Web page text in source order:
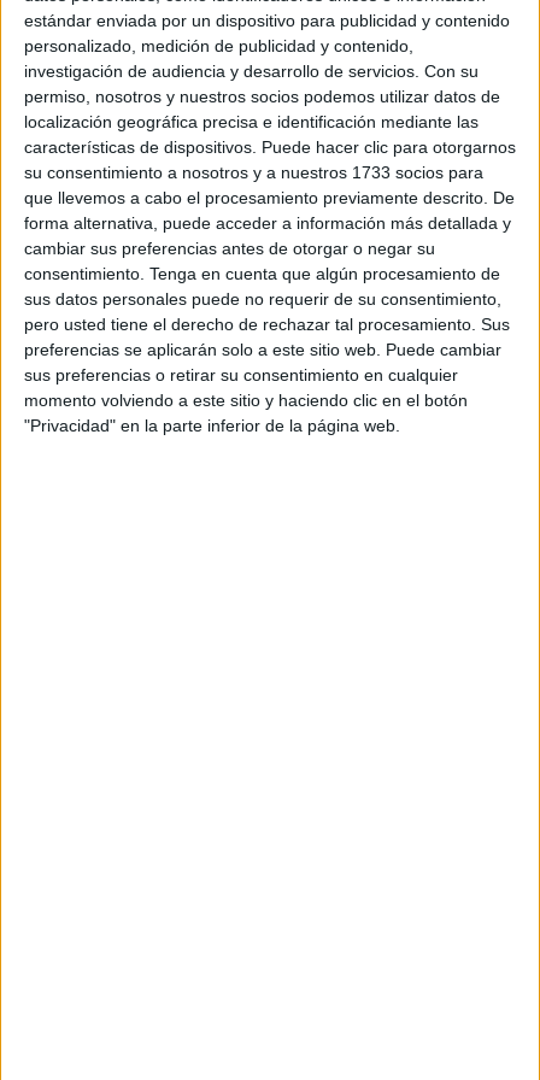
estándar enviada por un dispositivo para publicidad y contenido
personalizado, medición de publicidad y contenido,
investigación de audiencia y desarrollo de servicios. Con su
permiso, nosotros y nuestros socios podemos utilizar datos de
localización geográfica precisa e identificación mediante las
características de dispositivos. Puede hacer clic para otorgarnos
su consentimiento a nosotros y a nuestros 1733 socios para
que llevemos a cabo el procesamiento previamente descrito. De
forma alternativa, puede acceder a información más detallada y
cambiar sus preferencias antes de otorgar o negar su
consentimiento. Tenga en cuenta que algún procesamiento de
sus datos personales puede no requerir de su consentimiento,
pero usted tiene el derecho de rechazar tal procesamiento. Sus
preferencias se aplicarán solo a este sitio web. Puede cambiar
sus preferencias o retirar su consentimiento en cualquier
momento volviendo a este sitio y haciendo clic en el botón
"Privacidad" en la parte inferior de la página web.
y tal, y me dijeron, tenéis que juntaros con músicos y hacer
algo cantando las canciones de Sabina.
Cuando empezamos no había muchostributos, éramos
de los primeros nosotros. Me acuerdo que íbamos a los
bares a tocar y no sabía la gente ni lo que era un tributo.
Y fíjate ya, desde el 2009 empezamos, que tocábamos la
guitarra desde pequeños, nos juntamos con los músicos, y
ya más de mil conciertos contamos el otro día.